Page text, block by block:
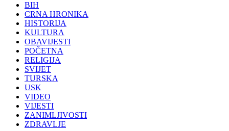
BIH
CRNA HRONIKA
HISTORIJA
KULTURA
OBAVIJESTI
POČETNA
RELIGIJA
SVIJET
TURSKA
USK
VIDEO
VIJESTI
ZANIMLJIVOSTI
ZDRAVLJE